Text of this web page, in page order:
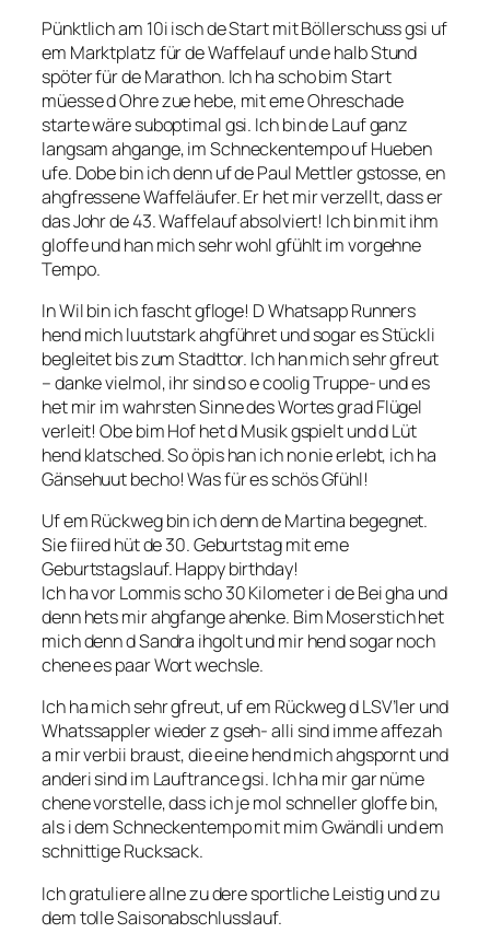
Pünktlich am 10i isch de Start mit Böllerschuss gsi uf
em Marktplatz für de Waffelauf und e halb Stund
spöter für de Marathon. Ich ha scho bim Start
müesse d Ohre zue hebe, mit eme Ohreschade
starte wäre suboptimal gsi. Ich bin de Lauf ganz
langsam ahgange, im Schneckentempo uf Hueben
ufe. Dobe bin ich denn uf de Paul Mettler gstosse, en
ahgfressene Waffeläufer. Er het mir verzellt, dass er
das Johr de 43. Waffelauf absolviert! Ich bin mit ihm
gloffe und han mich sehr wohl gfühlt im vorgehne
Tempo.
In Wil bin ich fascht gfloge! D Whatsapp Runners
hend mich luutstark ahgführet und sogar es Stückli
begleitet bis zum Stadttor. Ich han mich sehr gfreut
– danke vielmol, ihr sind so e coolig Truppe- und es
het mir im wahrsten Sinne des Wortes grad Flügel
verleit! Obe bim Hof het d Musik gspielt und d Lüt
hend klatsched. So öpis han ich no nie erlebt, ich ha
Gänsehuut becho! Was für es schös Gfühl!
Uf em Rückweg bin ich denn de Martina begegnet.
Sie fiired hüt de 30. Geburtstag mit eme
Geburtstagslauf. Happy birthday!
Ich ha vor Lommis scho 30 Kilometer i de Bei gha und
denn hets mir ahgfange ahenke. Bim Moserstich het
mich denn d Sandra ihgolt und mir hend sogar noch
chene es paar Wort wechsle.
Ich ha mich sehr gfreut, uf em Rückweg d LSV’ler und
Whatssappler wieder z gseh- alli sind imme affezah
a mir verbii braust, die eine hend mich ahgspornt und
anderi sind im Lauftrance gsi. Ich ha mir gar nüme
chene vorstelle, dass ich je mol schneller gloffe bin,
als i dem Schneckentempo mit mim Gwändli und em
schnittige Rucksack.
Ich gratuliere allne zu dere sportliche Leistig und zu
dem tolle Saisonabschlusslauf.